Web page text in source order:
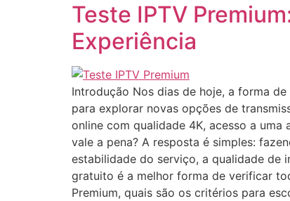
Teste IPTV
Experiência
Introdução Nos dias de hoje, a forma
para explorar novas opções de
online com qualidade 4K, acesso a
vale a pena? A resposta é simples:
estabilidade do serviço, a qualidade de
gratuito é a melhor forma de verificar
Premium, quais são os critérios para